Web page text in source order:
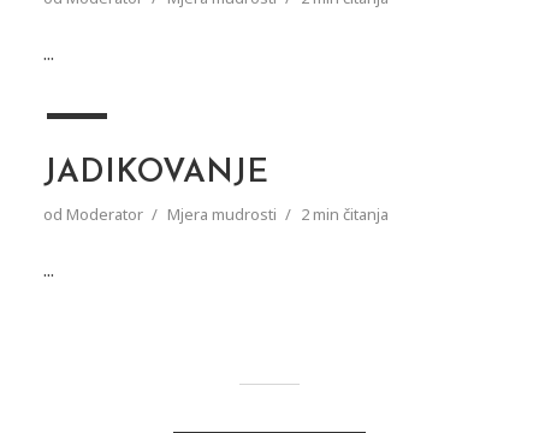
...
JADIKOVANJE
od Moderator Mjera mudrosti 2 min čitanja
...